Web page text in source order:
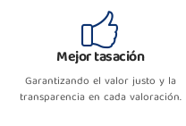
Mejor tasación
Garantizando el valor justo y la
transparencia en cada valoración.